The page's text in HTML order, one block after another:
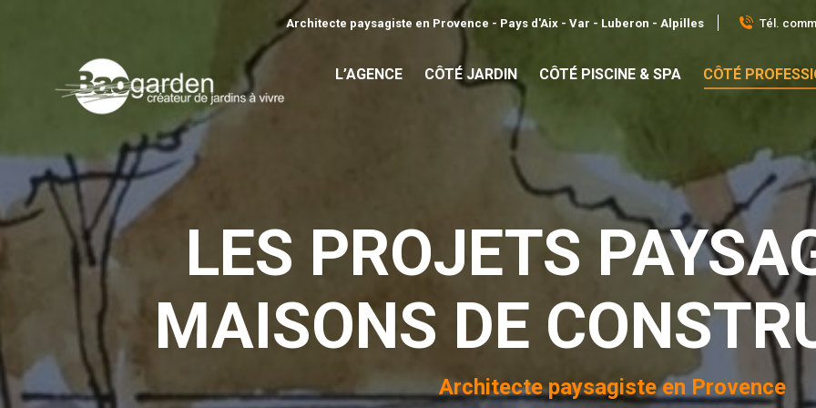
Architecte paysagiste en Provence - Pays d'Aix - Var - Luberon - Alpilles Tél.
L’AGENCE CÔTÉ JARDIN CÔTÉ PISCINE & SPA CÔTÉ
LES PROJETS
MAISONS DE
Architecte paysagiste en Provence